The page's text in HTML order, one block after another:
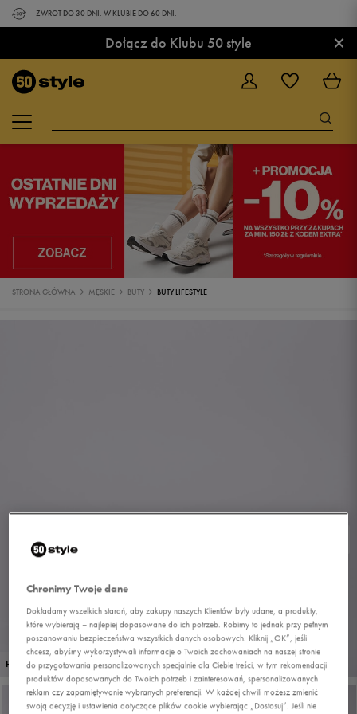
ZWROT DO 30 DNI. W KLUBIE DO 60 DNI.
Dołącz do Klubu 50 style ×
STRONA GŁÓWNA MĘSKIE BUTY BUTY LIFESTYLE
PROMO: DO -30% 1/9
Chronimy Twoje dane
Dokładamy wszelkich starań, aby zakupy naszych Klientów były udane, a produkty,
które wybierają – najlepiej dopasowane do ich potrzeb. Robimy to jednak przy pełnym
poszanowaniu bezpieczeństwa wszystkich danych osobowych. Kliknij „OK”, jeśli
chcesz, abyśmy wykorzystywali informacje o Twoich zachowaniach na naszej stronie
do przygotowania personalizowanych specjalnie dla Ciebie treści, w tym rekomendacji
produktów dopasowanych do Twoich potrzeb i zainteresowań, spersonalizowanych
reklam czy zapamiętywanie wybranych preferencji. W każdej chwili możesz zmienić
swoją decyzję i ustawienia dotyczące plików cookie wybierając „Dostosuj”. Jeśli nie